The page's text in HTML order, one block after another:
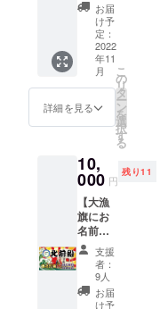
や酸化
防止剤
が一切
入らな
い塩の
みで仕
いるの
で、濃
ウニの
味が凝
縮。
3）岩も
ずく
500g×1
袋 下北
半島や
青森県
深浦で
2）真
ホッケ
開き
200g×2
パック
秋から
冬にか
けて青
げされ
る脂乗
り抜群
の1尾
600g以
上の真
ホッケ
をフィ
レにし
てプロ
森県原
産の横
斑シャ
モと肉
質に優
れ、ダ
シがよ
く出る
をかけ
合わせ
た肉質
と旨味
を併せ
た地鶏
です。
賞味期
限：冷
凍で30
（3～4
前）】
・しゃ
ぶしゃ
ぶ用ム
ネスラ
イス
200g×1
・水炊
つ切り
300g×1
・つみ
れ
200g×1
・ガラ
スープ
400g×1
肉のき
めが細
かく、
お届
け予
定：
2022
年11
月
詳細を見る
こ
の
リ
タ
ー
ン
を
選
択
す
る
10,
000 円
残り11
【大漁
旗にお
名前を
入れら
れる権
利】 直
売所内
やイベ
支援
者：
9人
お届
け予